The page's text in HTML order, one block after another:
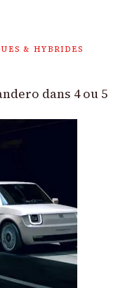
& HYBRIDES
dans 4 ou 5